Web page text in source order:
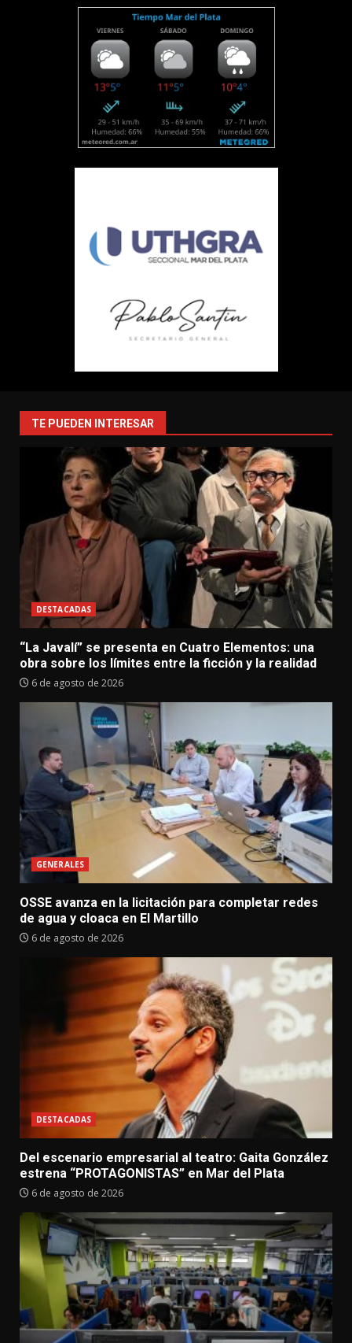
TE PUEDEN INTERESAR
DESTACADAS
“La Javalí” se presenta en Cuatro Elementos: una
obra sobre los límites entre la ficción y la realidad
6 de agosto de 2026
GENERALES
OSSE avanza en la licitación para completar redes
de agua y cloaca en El Martillo
6 de agosto de 2026
DESTACADAS
Del escenario empresarial al teatro: Gaita González
estrena “PROTAGONISTAS” en Mar del Plata
6 de agosto de 2026